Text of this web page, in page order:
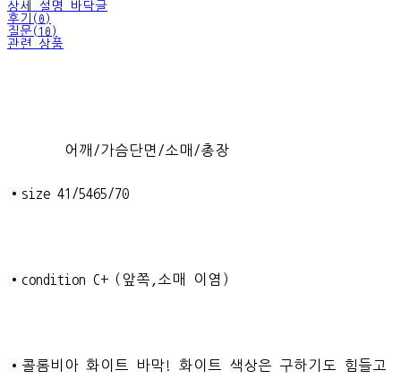
상세 설명 바닥글
후기(0)
질문(10)
관련 상품
어깨/가슴단면/소매/총장
•size 41/5465/70
•condition C+ (앞쪽,소매 이염)
•콜롬비아 화이트 바막! 화이트 색상은 구하기도 힘들고